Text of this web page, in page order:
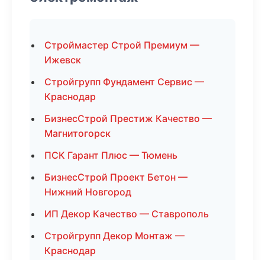
Строймастер Строй Премиум —
Ижевск
Стройгрупп Фундамент Сервис —
Краснодар
БизнесСтрой Престиж Качество —
Магнитогорск
ПСК Гарант Плюс — Тюмень
БизнесСтрой Проект Бетон —
Нижний Новгород
ИП Декор Качество — Ставрополь
Стройгрупп Декор Монтаж —
Краснодар